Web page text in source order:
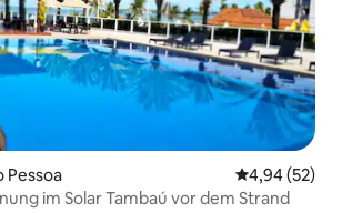
Pessoa
4,94 (52)
im Solar Tambaú vor dem Strand